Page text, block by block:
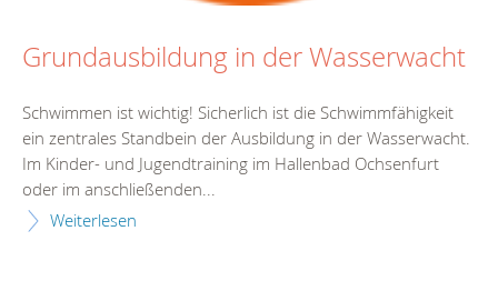
Grundausbildung in der Wasserwacht
Schwimmen ist wichtig! Sicherlich ist die Schwimmfähigkeit
ein zentrales Standbein der Ausbildung in der Wasserwacht.
Im Kinder- und Jugendtraining im Hallenbad Ochsenfurt
oder im anschließenden...
Weiterlesen